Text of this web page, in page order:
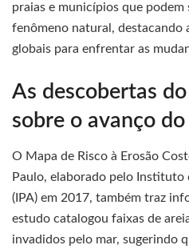
praias e municípios que podem
fenômeno natural, destacando
globais para enfrentar as
As descobertas
sobre o avanço
O Mapa de Risco à Erosão
Paulo, elaborado pelo Instituto
(IPA) em 2017, também traz
estudo catalogou faixas de
invadidos pelo mar, sugerindo